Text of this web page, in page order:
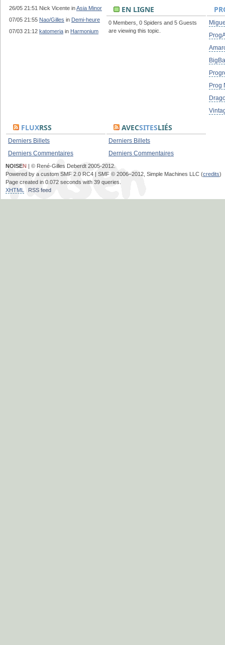
26/05 21:51 Nick Vicente inAsia Minor
07/05 21:55 Nao/Gilles in Demi-heure
07/03 21:12 katomeria in Harmonium
EN LIGNE
0 Members, 0 Spiders and 5 Guests
are viewing this topic.
Prog
FLUXRSS
Derniers Billets
Derniers Commentaires
AVECSITESLIÉS
Derniers Billets
Derniers Commentaires
NOISEN | © René-Gilles Deberdt 2005-2012.
Powered by a custom SMF 2.0 RC4 | SMF © 2006–2012, Simple Machines LLC (credits)
Page created in 0.072 seconds with 39 queries.
XHTML
RSS feed